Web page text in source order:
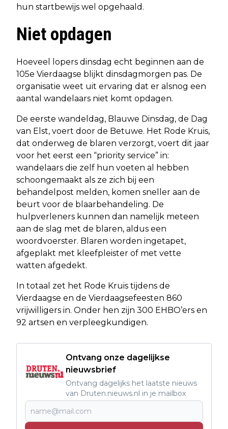
hun startbewijs wel opgehaald.
Niet opdagen
Hoeveel lopers dinsdag echt beginnen aan de
105e Vierdaagse blijkt dinsdagmorgen pas. De
organisatie weet uit ervaring dat er alsnog een
aantal wandelaars niet komt opdagen.
De eerste wandeldag, Blauwe Dinsdag, de Dag
van Elst, voert door de Betuwe. Het Rode Kruis,
dat onderweg de blaren verzorgt, voert dit jaar
voor het eerst een “priority service” in:
wandelaars die zelf hun voeten al hebben
schoongemaakt als ze zich bij een
behandelpost melden, komen sneller aan de
beurt voor de blaarbehandeling. De
hulpverleners kunnen dan namelijk meteen
aan de slag met de blaren, aldus een
woordvoerster. Blaren worden ingetapet,
afgeplakt met kleefpleister of met vette
watten afgedekt.
In totaal zet het Rode Kruis tijdens de
Vierdaagse en de Vierdaagsefeesten 860
vrijwilligers in. Onder hen zijn 300 EHBO’ers en
92 artsen en verpleegkundigen.
Ontvang onze dagelijkse
nieuwsbrief
Ontvang dagelijks het laatste nieuws
van Druten.nieuws.nl in je mailbox